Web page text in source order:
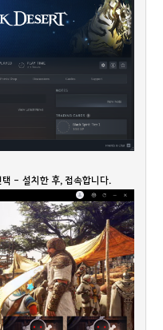
택 - 설치한 후, 접속합니다.